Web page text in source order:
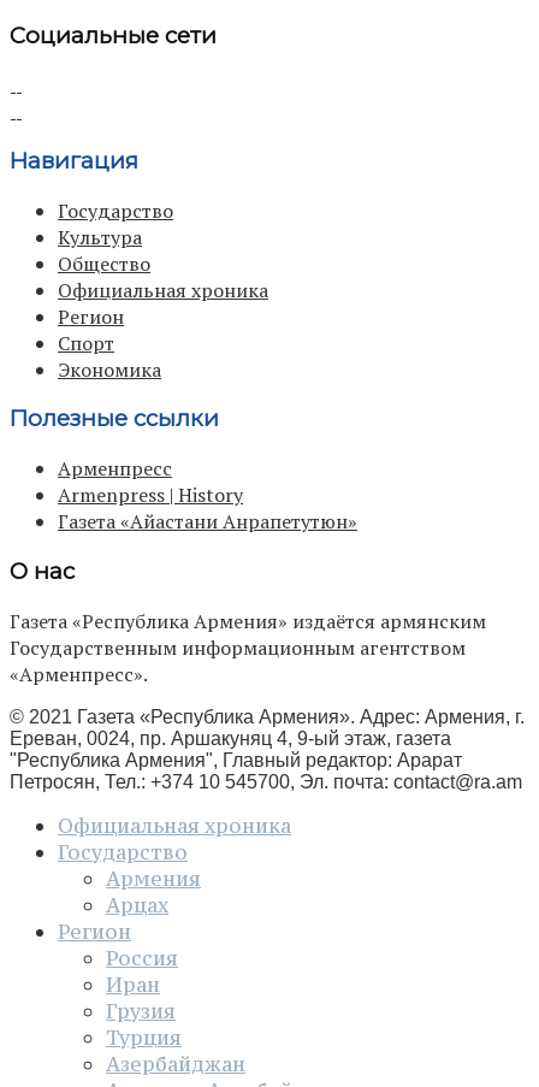
Социальные сети
Навигация
Государство
Культура
Общество
Официальная хроника
Регион
Спорт
Экономика
Полезные ссылки
Арменпресс
Armenpress | History
Газета «Айастани Анрапетутюн»
О нас
Газета «Республика Армения» издаётся армянским
Государственным информационным агентством
«Арменпресс».
© 2021 Газета «Республика Армения». Адрес: Армения, г.
Ереван, 0024, пр. Аршакуняц 4, 9-ый этаж, газета
"Республика Армения", Главный редактор: Арарат
Петросян, Тел.: +374 10 545700, Эл. почта: contact@ra.am
Официальная хроника
Государство
Армения
Арцах
Регион
Россия
Иран
Грузия
Турция
Азербайджан